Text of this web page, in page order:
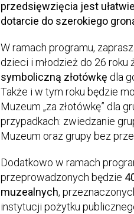
przedsięwzięcia jest
dotarcie do szerokiego
W ramach programu,
dzieci i młodzież do 26 roku
symboliczną złotówkę dla
Także i w tym roku będzie
Muzeum „za złotówkę” dla
przypadkach: zwiedzanie
Muzeum oraz grupy bez
Dodatkowo w ramach
przeprowadzonych będzie
muzealnych,
instytucji pożytku